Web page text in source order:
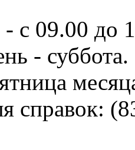
- с 09.00 до
- суббота.
справок: